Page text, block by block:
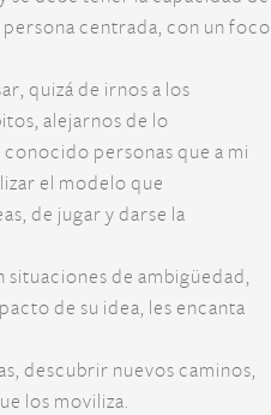
centrada, con un foco
quizá de irnos a los
alejarnos de lo
personas que a mi
el modelo que
de jugar y darse la
situaciones de ambigüedad,
de su idea, les encanta
descubrir nuevos caminos,
los moviliza.